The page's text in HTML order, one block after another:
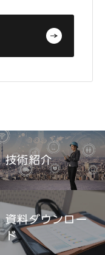
技術紹介
資料ダウンロー
ド